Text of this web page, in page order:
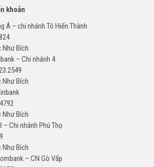
khoản
Á – chi nhánh Tô Hiến Thành
Như Bích
– Chi nhánh 4
Như Bích
Như Bích
– Chi nhánh Phú Thọ
Như Bích
– CN Gò Vấp